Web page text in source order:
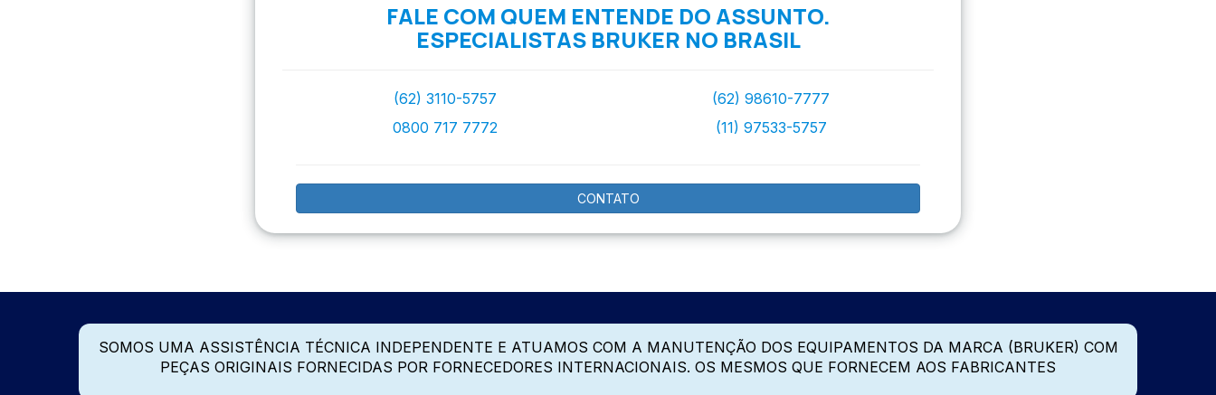
FALE COM QUEM ENTENDE DO ASSUNTO.
ESPECIALISTAS BRUKER NO BRASIL
(62) 3110-5757
0800 717 7772
(62) 98610-7777
(11) 97533-5757
CONTATO
SOMOS UMA ASSISTÊNCIA TÉCNICA INDEPENDENTE E ATUAMOS COM A MANUTENÇÃO DOS EQUIPAMENTOS DA MARCA (BRUKER) COM
PEÇAS ORIGINAIS FORNECIDAS POR FORNECEDORES INTERNACIONAIS. OS MESMOS QUE FORNECEM AOS FABRICANTES